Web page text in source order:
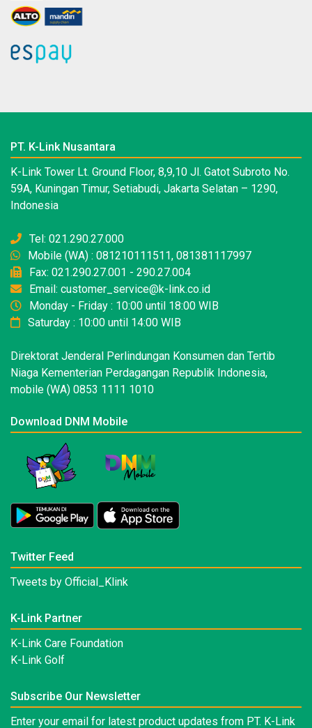
PT. K-Link Nusantara
K-Link Tower Lt. Ground Floor, 8,9,10 Jl. Gatot Subroto No.
59A, Kuningan Timur, Setiabudi, Jakarta Selatan – 1290,
Indonesia
Tel: 021.290.27.000
Mobile (WA) : 081210111511, 081381117997
Fax: 021.290.27.001 - 290.27.004
Email: customer_service@k-link.co.id
Monday - Friday : 10:00 until 18:00 WIB
Saturday : 10:00 until 14:00 WIB
Direktorat Jenderal Perlindungan Konsumen dan Tertib
Niaga Kementerian Perdagangan Republik Indonesia,
mobile (WA) 0853 1111 1010
Download DNM Mobile
Twitter Feed
Tweets by Official_Klink
K-Link Partner
K-Link Care Foundation
K-Link Golf
Subscribe Our Newsletter
Enter your email for latest product updates from PT. K-Link